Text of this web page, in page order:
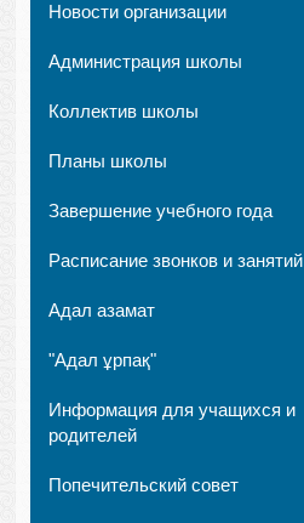
Новости организации
Администрация школы
Коллектив школы
Планы школы
Завершение учебного года
Расписание звонков и занятий
Адал азамат
"Адал ұрпақ"
Информация для учащихся и
родителей
Попечительский совет